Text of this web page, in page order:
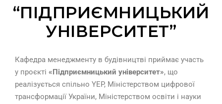
“ПІДПРИЄМНИЦЬКИЙ
УНІВЕРСИТЕТ”
Кафедра менеджменту в будівництві приймає участь
у проєкті «Підприємницький університет», що
реалізується спільно YEP, Міністерством цифрової
трансформації України, Міністерством освіти і науки